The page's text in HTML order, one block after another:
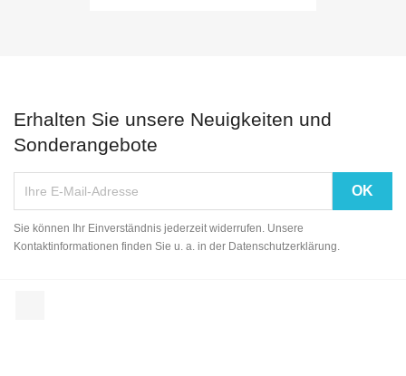
Erhalten Sie unsere Neuigkeiten und
Sonderangebote
Sie können Ihr Einverständnis jederzeit widerrufen. Unsere
Kontaktinformationen finden Sie u. a. in der Datenschutzerklärung.